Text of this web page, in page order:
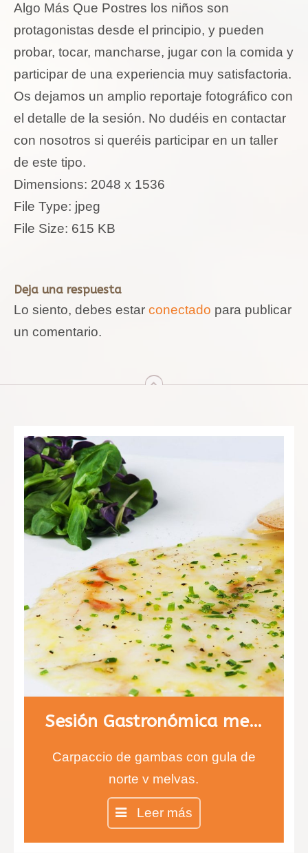
Algo Más Que Postres los niños son
protagonistas desde el principio, y pueden
probar, tocar, mancharse, jugar con la comida y
participar de una experiencia muy satisfactoria.
Os dejamos un amplio reportaje fotográfico con
el detalle de la sesión. No dudéis en contactar
con nosotros si queréis participar en un taller
de este tipo.
Dimensions: 2048 x 1536
File Type: jpeg
File Size: 615 KB
Deja una respuesta
Lo siento, debes estar conectado para publicar
un comentario.
arriba
Sesión Gastronómica menú 1
Carpaccio de gambas con gula de
norte y melvas.
Entrecot con salsa de queso
infusionada con tomillo y risotto de
ceps.
Leer más